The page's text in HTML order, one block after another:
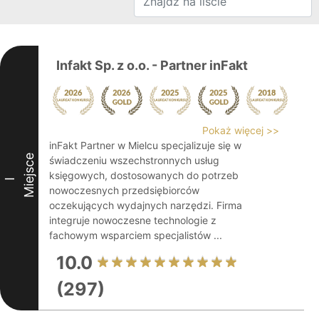
I Miejsce
Infakt Sp. z o.o. - Partner inFakt
Pokaż więcej >>
inFakt Partner w Mielcu specjalizuje się w
świadczeniu wszechstronnych usług
księgowych, dostosowanych do potrzeb
nowoczesnych przedsiębiorców
oczekujących wydajnych narzędzi. Firma
integruje nowoczesne technologie z
fachowym wsparciem specjalistów ...
10.0
(297)